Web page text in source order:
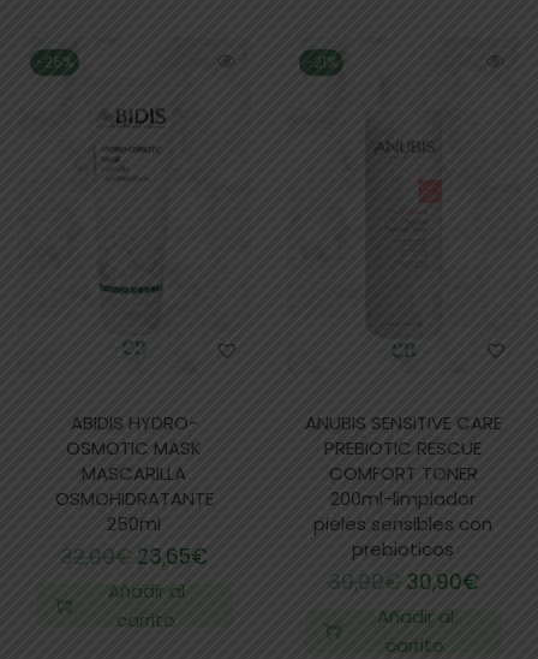
-26%
ABIDIS HYDRO-
OSMOTIC MASK
MASCARILLA
OSMOHIDRATANTE
250ml
32,00€ 23,65€
Añadir al
carrito
-21%
ANUBIS SENSITIVE CARE
PREBIOTIC RESCUE
COMFORT TONER
200ml-limpiador
pieles sensibles con
prebioticos
39,00€ 30,90€
Añadir al
carrito